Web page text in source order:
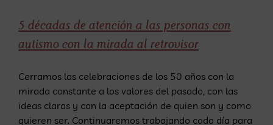
5 décadas de atención a las personas con
autismo con la mirada al retrovisor
Cerramos las celebraciones de los 50 años con la
mirada constante a los valores del pasado, con las
ideas claras y con la aceptación de quien son y como
quieren ser. Continuaremos trabajando cada día para